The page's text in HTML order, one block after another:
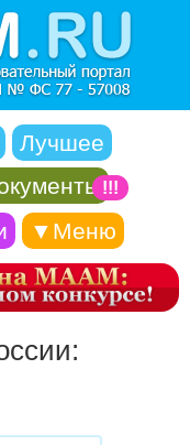
Лучшее
!!!
▼Меню